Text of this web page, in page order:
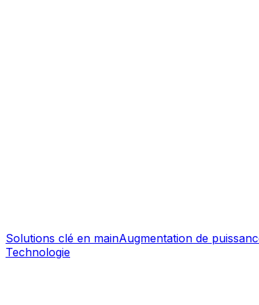
Solutions clé en mainAugmentation de
Technologie